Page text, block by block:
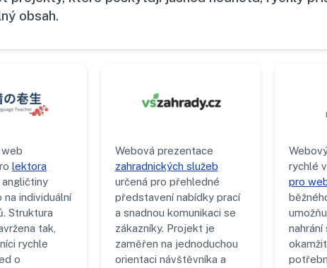
obsah.
lektora
angličtiny
na individuální
Struktura
tak,
rychle
o
Webová prezentace
zahradnických služeb
určená pro přehledné
představení nabídky prací
a snadnou komunikaci se
zákazníky. Projekt je
zaměřen na jednoduchou
orientaci návštěvníka a
rychlé
pro
nahrání